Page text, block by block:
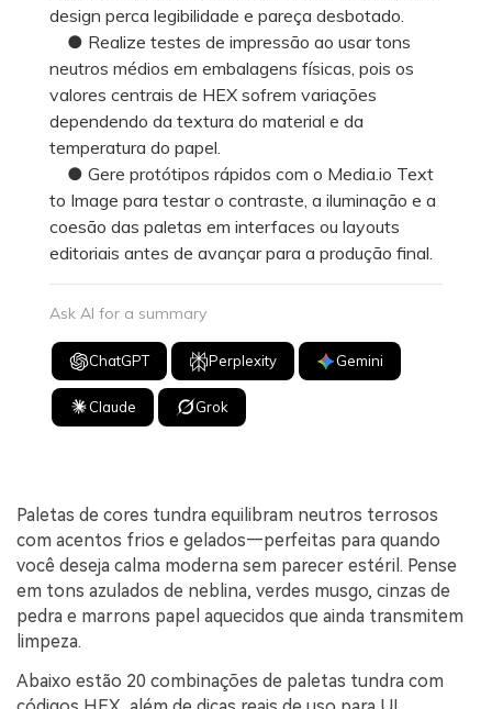
design perca legibilidade e pareça desbotado.
● Realize testes de impressão ao usar tons
neutros médios em embalagens físicas, pois os
valores centrais de HEX sofrem variações
dependendo da textura do material e da
temperatura do papel.
● Gere protótipos rápidos com o Media.io Text
to Image para testar o contraste, a iluminação e a
coesão das paletas em interfaces ou layouts
editoriais antes de avançar para a produção final.
Ask AI for a summary
ChatGPT Perplexity Gemini
Claude Grok
Paletas de cores tundra equilibram neutros terrosos
com acentos frios e gelados—perfeitas para quando
você deseja calma moderna sem parecer estéril. Pense
em tons azulados de neblina, verdes musgo, cinzas de
pedra e marrons papel aquecidos que ainda transmitem
limpeza.
Abaixo estão 20 combinações de paletas tundra com